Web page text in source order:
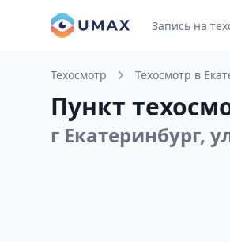
Запись на
Техосмотр Техосмотр в
Пункт
г Екатеринбург,